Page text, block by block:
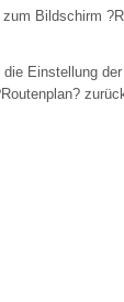
Bildschirm
Einstellung